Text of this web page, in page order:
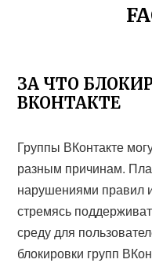
ЗА ЧТО
ВКОНТАКТЕ
Группы ВКонтакте
разным причинам.
нарушениями правил
стремясь
среду для
блокировки групп